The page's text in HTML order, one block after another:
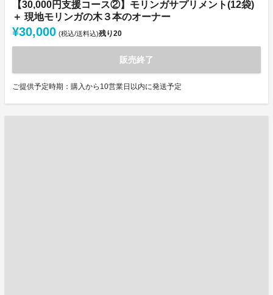
【30,000円支援コース②】モリンガサプリメント(12袋)
＋ 現地モリンガの木３本のオーナー
¥30,000 (税込/送料込)残り20
販売終了
ご提供予定時期：購入から10営業日以内に発送予定